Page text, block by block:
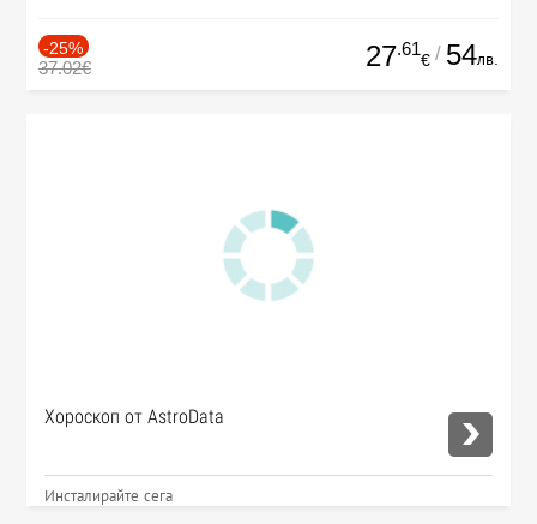
-25%
37.02€ 27.61
€ / 54лв.
Хороскоп от AstroData
Инсталирайте сега